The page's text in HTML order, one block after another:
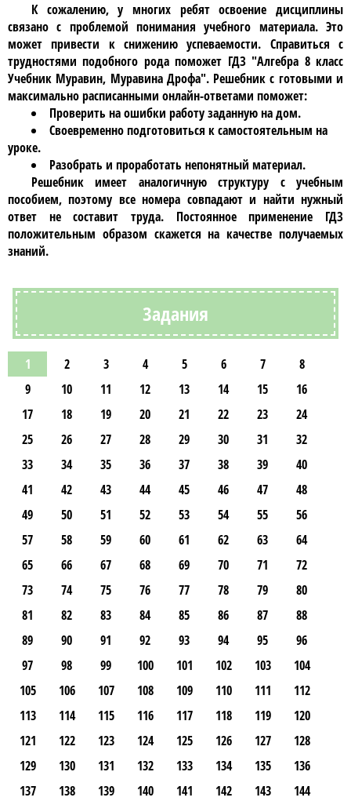
К сожалению, у многих ребят освоение дисциплины
связано с проблемой понимания учебного материала. Это
может привести к снижению успеваемости. Справиться с
трудностями подобного рода поможет ГДЗ "Алгебра 8 класс
Учебник Муравин, Муравина Дрофа". Решебник с готовыми и
максимально расписанными онлайн-ответами поможет:
Проверить на ошибки работу заданную на дом.
Своевременно подготовиться к самостоятельным на
уроке.
Разобрать и проработать непонятный материал.
Решебник имеет аналогичную структуру с учебным
пособием, поэтому все номера совпадают и найти нужный
ответ не составит труда. Постоянное применение ГДЗ
положительным образом скажется на качестве получаемых
знаний.
Задания
1 2 3 4 5 6 7
8
9
10 11 12 13 14 15
16
17
18 19 20 21 22 23
24
25
26 27 28 29 30 31
32
33
34 35 36 37 38 39
40
41
42 43 44 45 46 47
48
49
50 51 52 53 54 55
56
57
58 59 60 61 62 63
64
65
66 67 68 69 70 71
72
73
74 75 76 77 78 79
80
81
82 83 84 85 86 87
88
89
90 91 92 93 94 95
96
97
98 99 100 101 102 103
104
105
106 107 108 109 110 111
112
113
114 115 116 117 118 119
120
121
122 123 124 125 126 127
128
129
130 131 132 133 134 135
136
137
138 139 140 141 142 143
144